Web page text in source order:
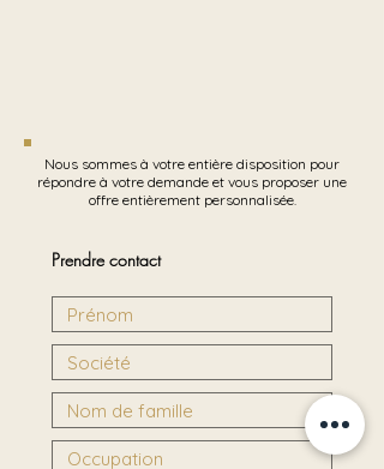
Nous sommes à votre entière disposition pour
répondre à votre demande et vous proposer une
offre entièrement personnalisée.
Prendre contact